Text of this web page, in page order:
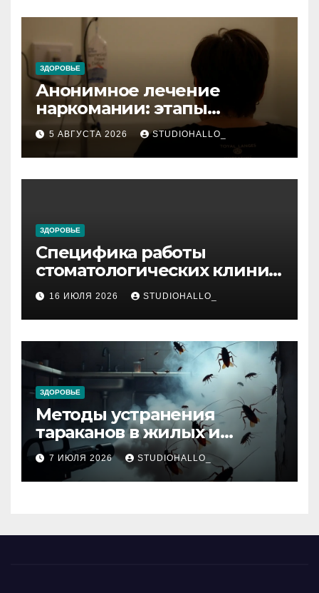
ЗДОРОВЬЕ
Анонимное лечение
наркомании: этапы
детоксикации,
реабилитации и УБОД
5 АВГУСТА 2026 STUDIOHALLO_
ЗДОРОВЬЕ
Специфика работы
стоматологических клиник
в мегаполисе
16 ИЮЛЯ 2026 STUDIOHALLO_
ЗДОРОВЬЕ
Методы устранения
тараканов в жилых и
нежилых помещениях
7 ИЮЛЯ 2026 STUDIOHALLO_